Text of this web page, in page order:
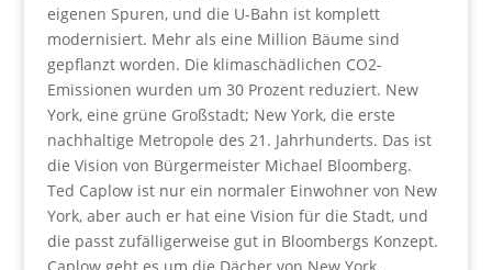
eigenen Spuren, und die U-Bahn ist komplett
modernisiert. Mehr als eine Million Bäume sind
gepflanzt worden. Die klimaschädlichen CO2-
Emissionen wurden um 30 Prozent reduziert. New
York, eine grüne Großstadt; New York, die erste
nachhaltige Metropole des 21. Jahrhunderts. Das ist
die Vision von Bürgermeister Michael Bloomberg.
Ted Caplow ist nur ein normaler Einwohner von New
York, aber auch er hat eine Vision für die Stadt, und
die passt zufälligerweise gut in Bloombergs Konzept.